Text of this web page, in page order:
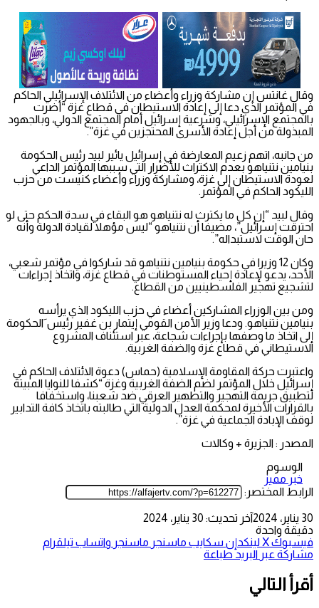
وقال غانتس إن مشاركة وزراء وأعضاء من الائتلاف الإسرائيلي الحاكم
في المؤتمر الذي دعا إلى إعادة الاستيطان في قطاع غزة “أضرت
بالمجتمع الإسرائيلي، وشرعية إسرائيل أمام المجتمع الدولي، وبالجهود
المبذولة من أجل إعادة الأسرى المحتجزين في غزة”.
من جانبه، اتهم زعيم المعارضة في إسرائيل يائير لبيد رئيس الحكومة
بنيامين نتنياهو بعدم الاكتراث للأضرار التي سببها المؤتمر الداعي
لعودة الاستيطان إلى غزة، ومشاركة وزراء وأعضاء كنيست من حزب
الليكود الحاكم في المؤتمر.
وقال لبيد “إن كل ما يكترث له نتنياهو هو البقاء في سدة الحكم حتى لو
احترقت إسرائيل”، مضيفا أن نتنياهو “ليس مؤهلا لقيادة الدولة وأنه
حان الوقت لاستبداله”.
وكان 12 وزيرا في حكومة بنيامين نتنياهو قد شاركوا في مؤتمر شعبي،
الأحد، يدعو لإعادة إحياء المستوطنات في قطاع غزة، واتخاذ إجراءات
لتشجيع تهجير الفلسطينيين من القطاع.
ومن بين الوزراء المشاركين أعضاء في حزب الليكود الذي يرأسه
بنيامين نتنياهو. ودعا وزير الأمن القومي إيتمار بن غفير رئيس َالحكومة
إلى اتخاذ ما وصفها بإجراءات شجاعة، عبر استئناف المشروع
الاستيطاني في قطاع غزة والضفة الغربية.
واعتبرت حركة المقاومة الإسلامية (حماس) دعوة الائتلاف الحاكم في
إسرائيل خلال المؤتمر لضم الضفة الغربية وغزة “كشفا للنوايا المبيتة
لتطبيق جريمة التهجير والتطهير العرقي ضد شعبنا، واستخفافا
بالقرارات الأخيرة لمحكمة العدل الدولية التي طالبته باتخاذ كافة التدابير
لوقف الإبادة الجماعية في غزة”.
المصدر : الجزيرة + وكالات
الوسوم
خبر مميز
الرابط المختصر:
30 يناير، 2024
آخر تحديث: 30 يناير، 2024
دقيقة واحدة
فيسبوك‫Xلينكدإن سكايب ماسنجر ماسنجر واتساب تيلقرام
مشاركة عبر البريد طباعة
أقرأ التالي